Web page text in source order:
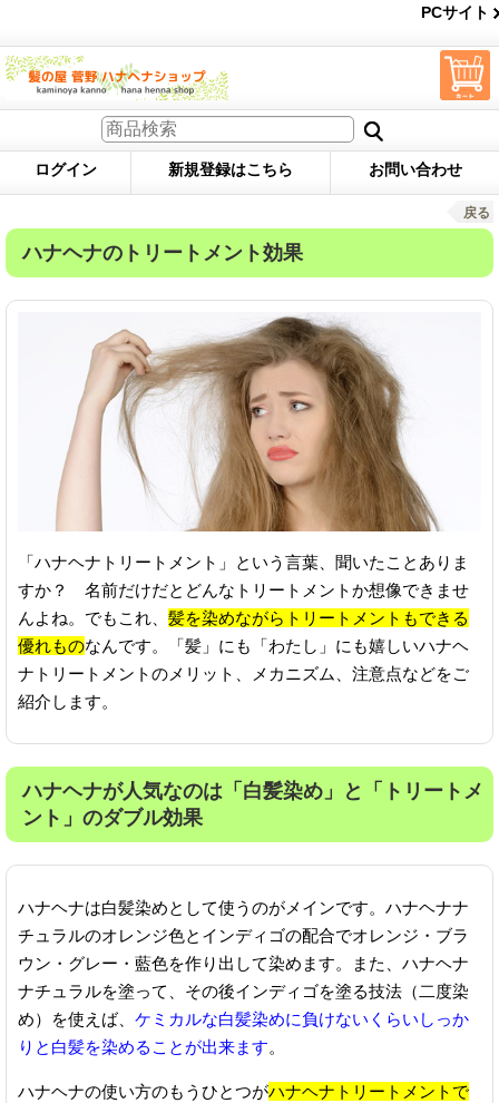
PCサイト
ログイン 新規登録はこちら お問い合わせ
ハナヘナのトリートメント効果
戻る
「ハナヘナトリートメント」という言葉、聞いたことありま
すか？ 名前だけだとどんなトリートメントか想像できませ
んよね。でもこれ、 髪を染めながらトリートメントもできる
優れものなんです。「髪」にも「わたし」にも嬉しいハナヘ
ナトリートメントのメリット、メカニズム、注意点などをご
紹介します。
ハナヘナが人気なのは「白髪染め」と「トリートメ
ント」のダブル効果
ハナヘナは白髪染めとして使うのがメインです。ハナヘナナ
チュラルのオレンジ色とインディゴの配合でオレンジ・ブラ
ウン・グレー・藍色を作り出して染めます。また、ハナヘナ
ナチュラルを塗って、その後インディゴを塗る技法（二度染
め）を使えば、 ケミカルな白髪染めに負けないくらいしっか
りと白髪を染めることが出来ます。
ハナヘナの使い方のもうひとつがハナヘナトリートメントで